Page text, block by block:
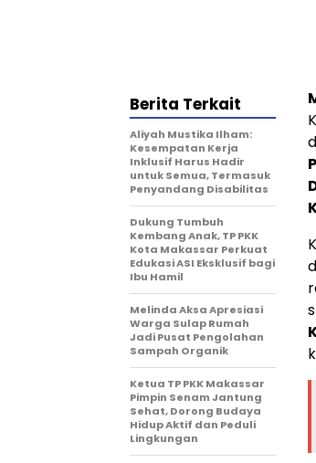
Berita Terkait
Aliyah Mustika Ilham:
Kesempatan Kerja
Inklusif Harus Hadir
untuk Semua, Termasuk
Penyandang Disabilitas
Dukung Tumbuh
Kembang Anak, TP PKK
Kota Makassar Perkuat
Edukasi ASI Eksklusif bagi
Ibu Hamil
Melinda Aksa Apresiasi
Warga Sulap Rumah
Jadi Pusat Pengolahan
Sampah Organik
Ketua TP PKK Makassar
Pimpin Senam Jantung
Sehat, Dorong Budaya
Hidup Aktif dan Peduli
Lingkungan